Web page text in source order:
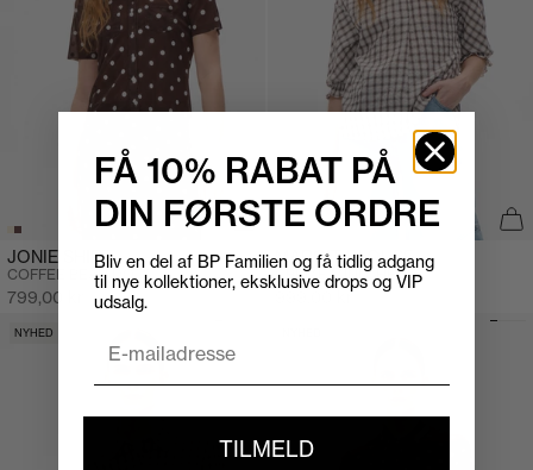
JONIE SHIRT
COFFEE BEAN DOTS
Salgspris
799,00 kr
MARGIT BLOUSE
CREME MINI CHECK
999,00 kr
NYHED
FÅ 10% RABAT PÅ
DIN FØRSTE ORDRE
Bliv en del af BP Familien og få tidlig adgang
til nye kollektioner, eksklusive drops og VIP
udsalg.
TILMELD